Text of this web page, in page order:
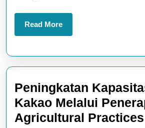
Read MoreRead
More
Peningkatan
Kakao Melalui
Agricultural Practices